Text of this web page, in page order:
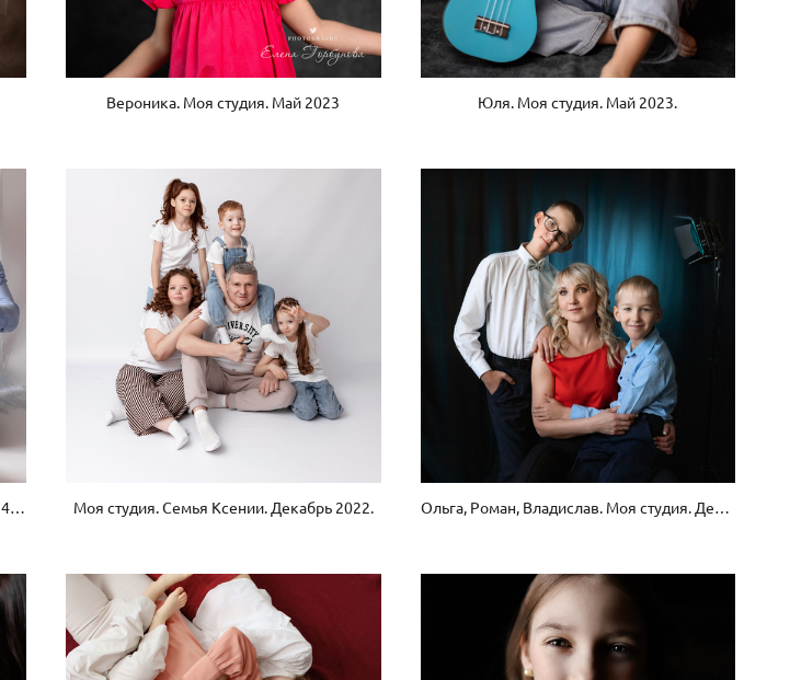
Вероника. Моя студия. Май 2023 Юля. Моя студия. Май 2023.
День рождения в моей студии. Вернике 4 года. Июль 2023 Моя студия. Семья Ксении. Декабрь 2022. Ольга, Роман, Владислав. Моя студия. Декабрь 2022 г.